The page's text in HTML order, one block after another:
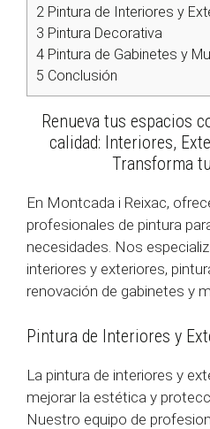
2 Pintura de Interiores y
3 Pintura Decorativa
4 Pintura de Gabinetes y
5 Conclusión
Renueva tus espacios
calidad: Interiores,
Transforma
En Montcada i Reixac,
profesionales de pintura
necesidades. Nos
interiores y exteriores,
renovación de gabinetes y
Pintura de Interiores y
La pintura de interiores y
mejorar la estética y
Nuestro equipo de